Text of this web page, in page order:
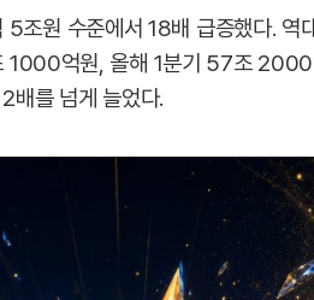
조원 수준에서 18배 급증했다. 역
1000억원, 올해 1분기 57조 2000
배를 넘게 늘었다.